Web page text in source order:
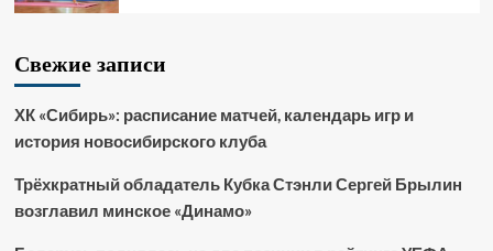
Свежие записи
ХК «Сибирь»: расписание матчей, календарь игр и
история новосибирского клуба
Трёхкратный обладатель Кубка Стэнли Сергей Брылин
возглавил минское «Динамо»